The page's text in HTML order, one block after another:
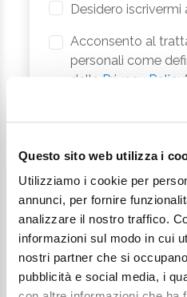
Questo sito web utilizza i
Utilizziamo i cookie per
annunci, per fornire
analizzare il nostro traffico.
informazioni sul modo in cui
nostri partner che si
pubblicità e social media, i
Desidero iscrivermi
Acconsento al
personali come
della Privacy Policy
Invia